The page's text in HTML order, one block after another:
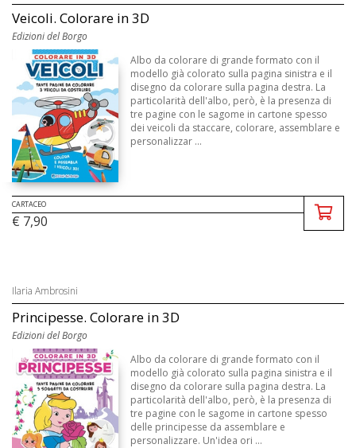
Veicoli. Colorare in 3D
Edizioni del Borgo
Albo da colorare di grande formato con il
modello già colorato sulla pagina sinistra e il
disegno da colorare sulla pagina destra. La
particolarità dell'albo, però, è la presenza di
tre pagine con le sagome in cartone spesso
dei veicoli da staccare, colorare, assemblare e
personalizzar ...
CARTACEO
€ 7,90
Ilaria Ambrosini
Principesse. Colorare in 3D
Edizioni del Borgo
Albo da colorare di grande formato con il
modello già colorato sulla pagina sinistra e il
disegno da colorare sulla pagina destra. La
particolarità dell'albo, però, è la presenza di
tre pagine con le sagome in cartone spesso
delle principesse da assemblare e
personalizzare. Un'idea ori ...